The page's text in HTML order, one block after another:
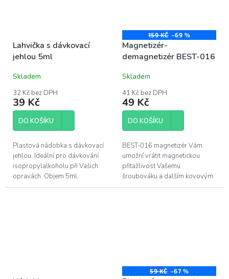
Lahvička s dávkovací
jehlou 5ml
Skladem
32 Kč bez DPH
39 Kč
DO KOŠÍKU
Plastová nádobka s dávkovací
jehlou. Ideální pro dávkování
isopropylalkoholu při Vašich
opravách. Objem 5ml.
159 KČ –69 %
Magnetizér-
demagnetizér BEST-016
Skladem
41 Kč bez DPH
49 Kč
DO KOŠÍKU
BEST-016 magnetizér Vám
umožní vrátit magnetickou
přitažlivost Vašemu
šroubováku a dalším kovovým
nástrojům. Zároveň je možné
59 KČ –67 %